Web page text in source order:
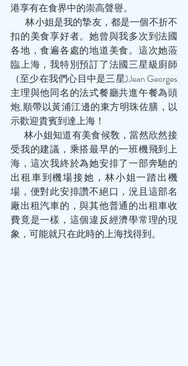
港享有在食界中的崇高聲譽。
        林小姐是我的摯友，都是一個不折不
扣的美食享好者。她曾與我多次到法國
各地，食遍各處的地道美食。這次她蒞
臨上海，我特別預訂了法國三星級廚師
（至少在我們心目中是三星)Jean Georges
主理與他同名的法式餐廳共進午餐為頭
炮,順帶以黃浦江邊的東方明珠佐膳，以
示歡迎貴賓到達上海！
       林小姐知道有美食候敎，當然欣然接
受我的建議，乘搭最早的一班機飛到上
海，這次我終於為她安排了一部奔馳的
出租車到機場接她，林小姐一踏出機
場，便對此安排讚不絕口，況且這部名
廠出租汽車的，與其他普通的出租車收
費竟是一樣，這個違反經濟學常理的現
象，可能就只在此時的上海找得到。